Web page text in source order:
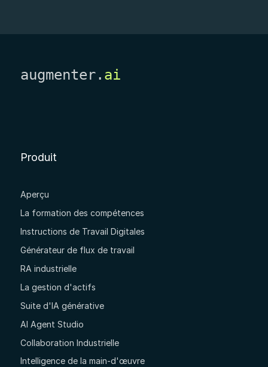
augmenter. ai
Produit
Aperçu
La formation des compétences
Instructions de Travail Digitales
Générateur de flux de travail
RA industrielle
La gestion d'actifs
Suite d'IA générative
AI Agent Studio
Collaboration Industrielle
Intelligence de la main-d'œuvre